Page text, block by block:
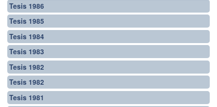
Tesis 1986
Tesis 1985
Tesis 1984
Tesis 1983
Tesis 1982
Tesis 1982
Tesis 1981